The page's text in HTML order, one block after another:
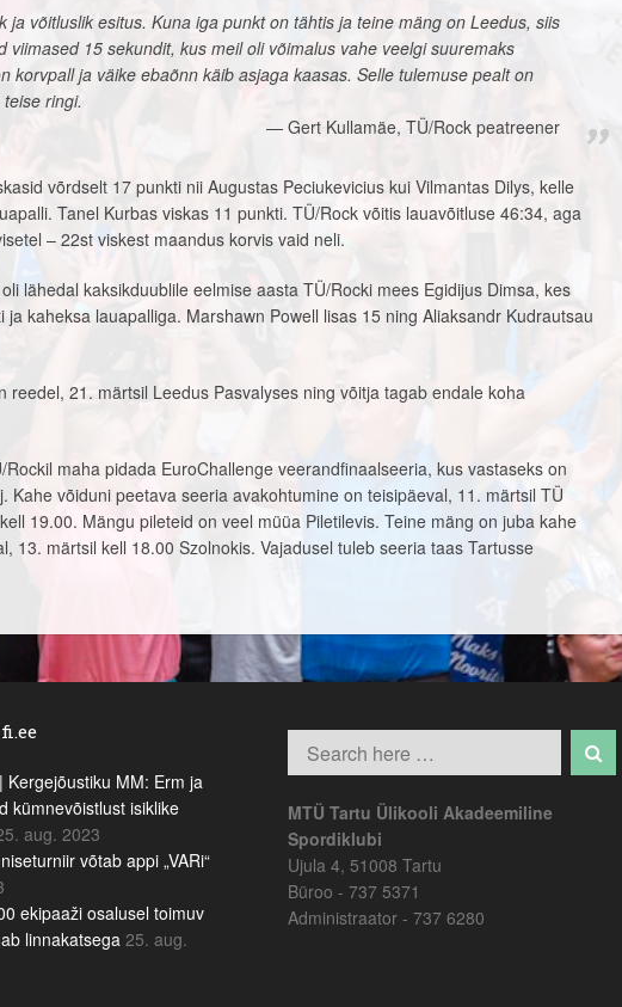
ja võitluslik esitus. Kuna iga punkt on tähtis ja teine mäng on Leedus, siis
viimased 15 sekundit, kus meil oli võimalus vahe veelgi suuremaks
korvpall ja väike ebaõnn käib asjaga kaasas. Selle tulemuse pealt on
ringi.
Gert Kullamäe, TÜ/Rock peatreener
võrdselt 17 punkti nii Augustas Peciukevicius kui Vilmantas Dilys, kelle
Tanel Kurbas viskas 11 punkti. TÜ/Rock võitis lauavõitluse 46:34, aga
– 22st viskest maandus korvis vaid neli.
lähedal kaksikduublile eelmise aasta TÜ/Rocki mees Egidijus Dimsa, kes
ja kaheksa lauapalliga. Marshawn Powell lisas 15 ning Aliaksandr Kudrautsau
reedel, 21. märtsil Leedus Pasvalyses ning võitja tagab endale koha
maha pidada EuroChallenge veerandfinaalseeria, kus vastaseks on
Kahe võiduni peetava seeria avakohtumine on teisipäeval, 11. märtsil TÜ
19.00. Mängu pileteid on veel müüa Piletilevis. Teine mäng on juba kahe
13. märtsil kell 18.00 Szolnokis. Vajadusel tuleb seeria taas Tartusse
Kergejõustiku MM: Erm ja
kümnevõistlust isiklike
aug. 2023
võtab appi „VARi“
ekipaaži osalusel toimuv
linnakatsega 25. aug.
MTÜ Tartu Ülikooli Akadeemiline
Spordiklubi
Ujula 4, 51008 Tartu
Büroo - 737 5371
Administraator - 737 6280